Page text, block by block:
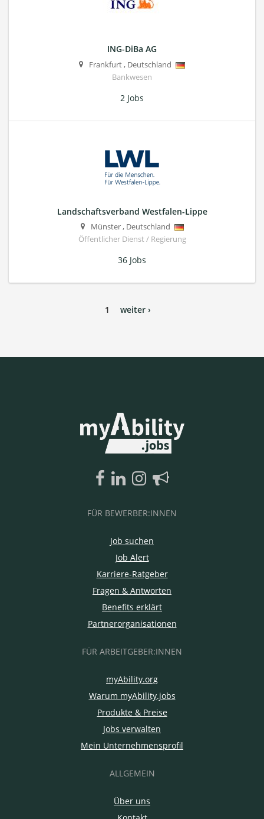
ING-DiBa AG
Frankfurt, Deutschland
Bankwesen
2 Jobs
Landschaftsverband Westfalen-Lippe
Münster, Deutschland
Öffentlicher Dienst / Regierung
36 Jobs
1 weiter ›
FÜR BEWERBER:INNEN
Job suchen
Job Alert
Karriere-Ratgeber
Fragen & Antworten
Benefits erklärt
Partnerorganisationen
FÜR ARBEITGEBER:INNEN
myAbility.org
Warum myAbility.jobs
Produkte & Preise
Jobs verwalten
Mein Unternehmensprofil
ALLGEMEIN
Über uns